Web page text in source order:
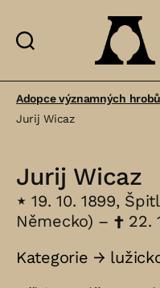
Adopce významných hrobů
Jurij Wicaz
Jurij Wicaz
⋆ 19. 10. 1899,
Německo) – †22.
Kategorie →